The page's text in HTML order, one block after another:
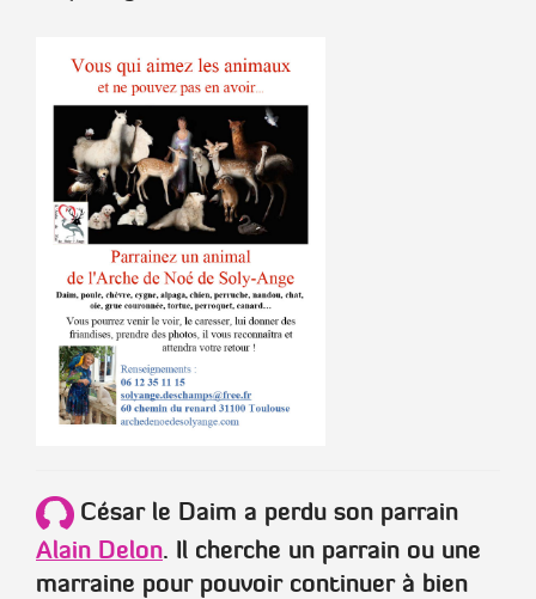
Césarle Daim a perdu son parrain
Alain Delon. Il cherche un parrain ou une
marraine pour pouvoir continuer à bien